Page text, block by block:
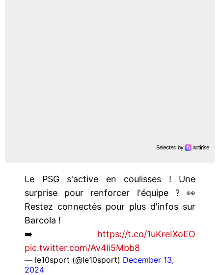
Le PSG s'active en coulisses ! Une
surprise pour renforcer l'équipe ? 👀
Restez connectés pour plus d'infos sur
Barcola !
➡️ https://t.co/1uKreIXoEO
pic.twitter.com/Av4li5Mbb8
— le10sport (@le10sport) December 13,
2024